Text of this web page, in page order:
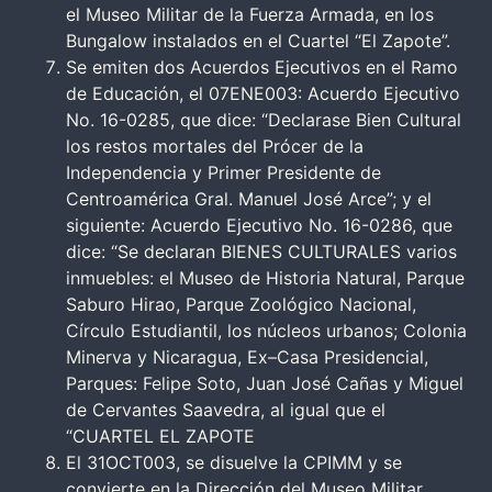
el Museo Militar de la Fuerza Armada, en los
Bungalow instalados en el Cuartel “El Zapote”.
Se emiten dos Acuerdos Ejecutivos en el Ramo
de Educación, el 07ENE003: Acuerdo Ejecutivo
No. 16-0285, que dice: “Declarase Bien Cultural
los restos mortales del Prócer de la
Independencia y Primer Presidente de
Centroamérica Gral. Manuel José Arce”; y el
siguiente: Acuerdo Ejecutivo No. 16-0286, que
dice: “Se declaran BIENES CULTURALES varios
inmuebles: el Museo de Historia Natural, Parque
Saburo Hirao, Parque Zoológico Nacional,
Círculo Estudiantil, los núcleos urbanos; Colonia
Minerva y Nicaragua, Ex–Casa Presidencial,
Parques: Felipe Soto, Juan José Cañas y Miguel
de Cervantes Saavedra, al igual que el
“CUARTEL EL ZAPOTE
El 31OCT003, se disuelve la CPIMM y se